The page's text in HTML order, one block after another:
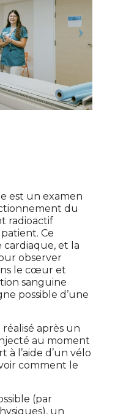
est un examen
du
radioactif
Ce
cardiaque, et la
observer
le cœur et
sanguine
possible d’une
réalisé après un
au moment
l’aide d’un vélo
comment le
(par
un